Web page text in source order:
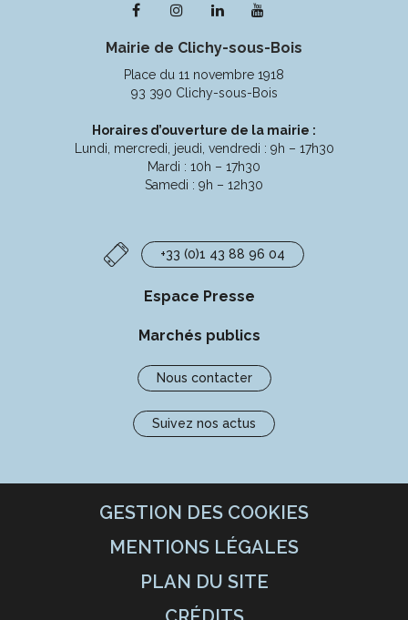
Lien
le
compte
Facebook
Lien
le
compte
Instagram
Lien
le
compte
Linkedin
la
chaîne
Youtube
Mairie de Clichy-sous-Bois
Place du 11 novembre 1918
93 390 Clichy-sous-Bois
Horaires d’ouverture de la mairie :
Lundi, mercredi, jeudi, vendredi : 9h – 17h30
Mardi : 10h – 17h30
Samedi : 9h – 12h30
+33 (0)1 43 88 96 04
Espace Presse
Marchés publics
Nous contacter
Suivez nos actus
GESTION DES COOKIES
MENTIONS LÉGALES
PLAN DU SITE